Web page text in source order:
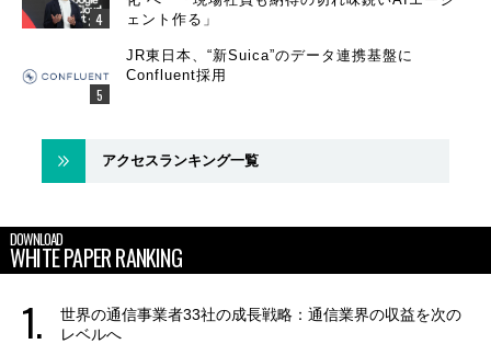
ェント作る」
JR東日本、“新Suica”のデータ連携基盤に
Confluent採用
アクセスランキング一覧
DOWNLOAD
WHITE PAPER RANKING
世界の通信事業者33社の成長戦略：通信業界の収益を次の
レベルへ